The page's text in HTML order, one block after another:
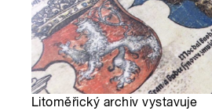
Litoměřický archiv vystavuje